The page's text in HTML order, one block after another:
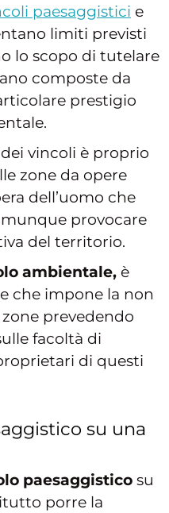
paesaggistici e
limiti previsti
lo scopo di tutelare
composte da
prestigio
vincoli è proprio
zone da opere
dell’uomo che
provocare
del territorio.
ambientale, è
che impone la non
prevedendo
facoltà di
di questi
su una
paesaggistico su
porre la